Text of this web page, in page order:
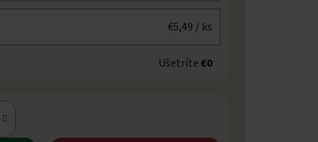
€5,49 / ks
Ušetríte€0